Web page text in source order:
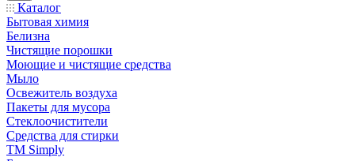
Каталог
Бытовая химия
Белизна
Чистящие порошки
Моющие и чистящие средства
Мыло
Освежитель воздуха
Пакеты для мусора
Стеклоочистители
Средства для стирки
TM Simply